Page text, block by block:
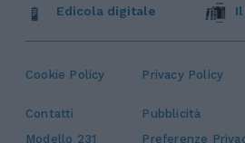
Cookie Policy Privacy Policy
Contatti Pubblicità
Modello 231
Preferenze
Edicola digitale